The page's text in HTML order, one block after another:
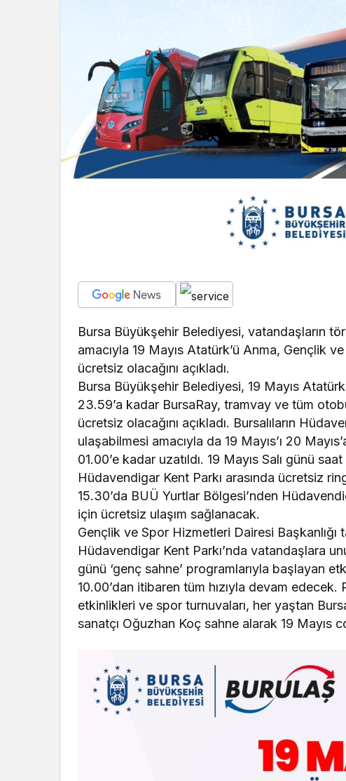
Bursa Büyükşehir Belediyesi, vatandaşların
amacıyla 19 Mayıs Atatürk’ü Anma, Gençlik
ücretsiz olacağını açıkladı.
Bursa Büyükşehir Belediyesi, 19 Mayıs
23.59’a kadar BursaRay, tramvay ve tüm
ücretsiz olacağını açıkladı. Bursalıların
ulaşabilmesi amacıyla da 19 Mayıs’ı 20
01.00’e kadar uzatıldı. 19 Mayıs Salı günü
Hüdavendigar Kent Parkı arasında ücretsiz
15.30’da BUÜ Yurtlar Bölgesi’nden
için ücretsiz ulaşım sağlanacak.
Gençlik ve Spor Hizmetleri Dairesi Başkanlığı
Hüdavendigar Kent Parkı’nda vatandaşlara
günü ‘genç sahne’ programlarıyla başlayan
10.00’dan itibaren tüm hızıyla devam
etkinlikleri ve spor turnuvaları, her yaştan
sanatçı Oğuzhan Koç sahne alarak 19 Mayıs